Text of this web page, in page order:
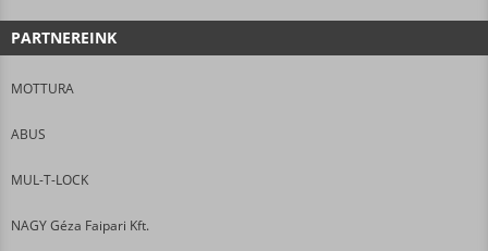
PARTNEREINK
MOTTURA
ABUS
MUL-T-LOCK
NAGY Géza Faipari Kft.